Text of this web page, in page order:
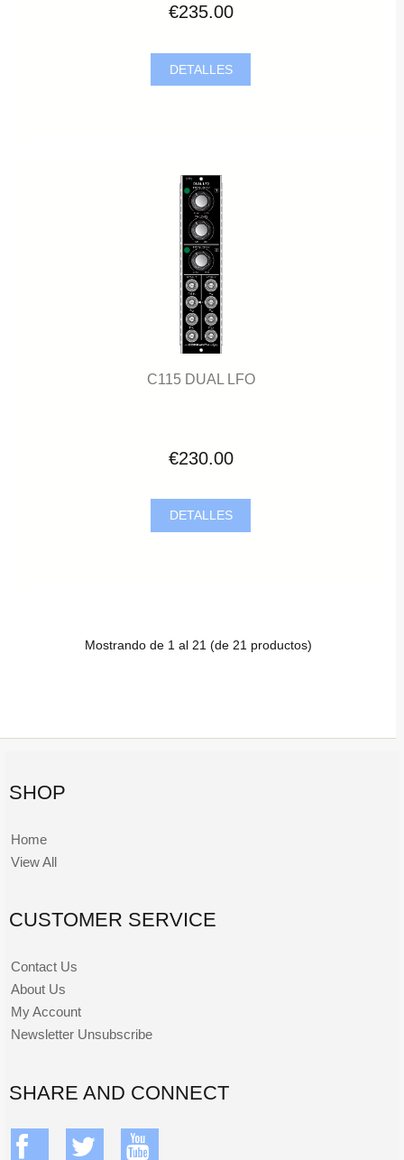
€235.00
DETALLES
C115 DUAL LFO
€230.00
DETALLES
Mostrando de 1 al 21 (de 21 productos)
SHOP
Home
View All
CUSTOMER SERVICE
Contact Us
About Us
My Account
Newsletter Unsubscribe
SHARE AND CONNECT